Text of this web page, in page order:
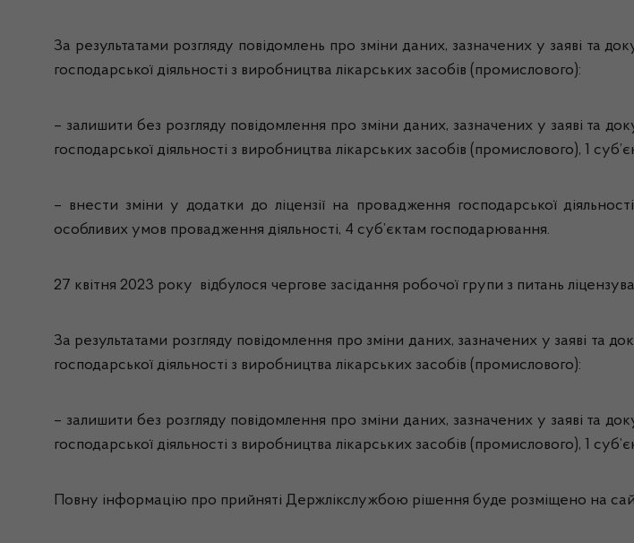
За результатами розгляду повідомлень про зміни даних, зазначених у заяві та
господарської діяльності з виробництва лікарських засобів (промислового):
– залишити без розгляду повідомлення про зміни даних, зазначених у заяві та
господарської діяльності з виробництва лікарських засобів (промислового), 1
– внести зміни у додатки до ліцензії на провадження господарської
особливих умов провадження діяльності, 4 суб’єктам господарювання.
27 квітня 2023 року відбулося чергове засідання робочої групи з питань
За результатами розгляду повідомлення про зміни даних, зазначених у заяві та
господарської діяльності з виробництва лікарських засобів (промислового):
– залишити без розгляду повідомлення про зміни даних, зазначених у заяві та
господарської діяльності з виробництва лікарських засобів (промислового), 1
Повну інформацію про прийняті Держлікслужбою рішення буде розміщено на